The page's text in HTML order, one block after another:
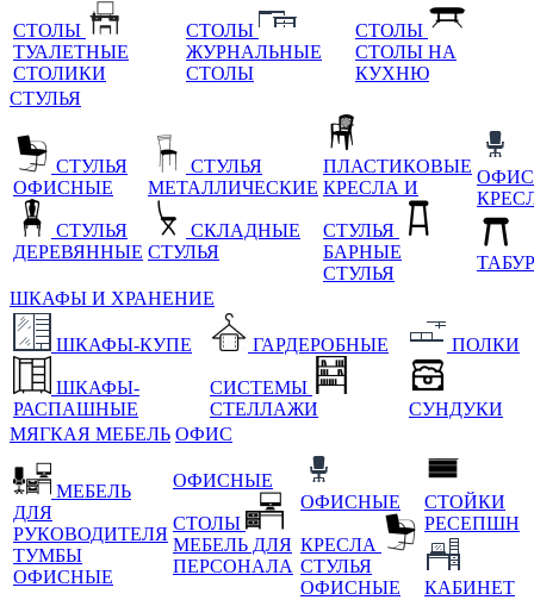
СТОЛЫ
ТУАЛЕТНЫЕ
СТОЛИКИ
СТОЛЫ
ЖУРНАЛЬНЫЕ
СТОЛЫ
СТОЛЫ
СТОЛЫ НА
КУХНЮ
СТУЛЬЯ
СТУЛЬЯ
ОФИСНЫЕ
СТУЛЬЯ
ДЕРЕВЯННЫЕ
СТУЛЬЯ
МЕТАЛЛИЧЕСКИЕ
СКЛАДНЫЕ
СТУЛЬЯ
ПЛАСТИКОВЫЕ
КРЕСЛА И
СТУЛЬЯ
БАРНЫЕ
СТУЛЬЯ
ШКАФЫ И ХРАНЕНИЕ
ШКАФЫ-КУПЕ
ШКАФЫ-
РАСПАШНЫЕ
ГАРДЕРОБНЫЕ
СИСТЕМЫ
СТЕЛЛАЖИ
ПОЛКИ
СУНДУКИ
МЯГКАЯ МЕБЕЛЬ ОФИС
МЕБЕЛЬ
ДЛЯ
РУКОВОДИТЕЛЯ
ТУМБЫ
ОФИСНЫЕ
ОФИСНЫЕ
СТОЛЫ
МЕБЕЛЬ ДЛЯ
ПЕРСОНАЛА
ОФИСНЫЕ
КРЕСЛА
СТУЛЬЯ
ОФИСНЫЕ
СТОЙКИ
РЕСЕПШН
КАБИНЕТ